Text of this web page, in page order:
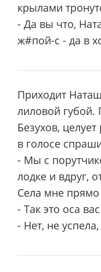
крылами
- Да вы что,
ж#пой-с - да в
Приходит
лиловой губой.
Безухов,
в голосе
- Мы с
лодке и вдруг,
Села мне прямо
- Так это оса
- Нет, не